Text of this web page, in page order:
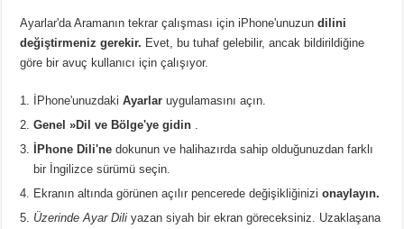
Ayarlar'da Aramanın tekrar çalışması için iPhone'unuzundilini
değiştirmeniz gerekir. Evet, bu tuhaf gelebilir, ancak bildirildiğine
göre bir avuç kullanıcı için çalışıyor.
İPhone'unuzdakiAyarlar uygulamasını açın.
Genel »Dil ve Bölge'ye gidin
İPhone Dili'ne dokunun ve halihazırda sahip olduğunuzdan farklı
bir İngilizce sürümü seçin.
Ekranın altında görünen açılır pencerede değişikliğinizionaylayın.
Üzerinde Ayar Dili yazan siyah bir ekran göreceksiniz. Uzaklaşana